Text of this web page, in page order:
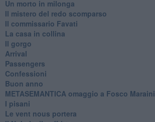
Un morto in milonga
Il mistero del redo scomparso
Il commissario Favati
La casa in collina
Il gorgo
Arrival
Passengers
Confessioni
Buon anno
METASEMANTICA omaggio a Fosco Maraini
I pisani
Le vent nous portera